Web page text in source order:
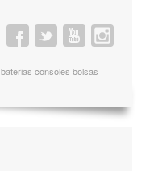
consoles bolsas